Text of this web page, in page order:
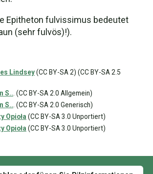
Epitheton fulvissimus bedeutet
(sehr fulvös)!).
Lindsey(CC BY-SA 2) (CC BY-SA 2.5
S.. . (CC BY-SA 2.0 Allgemein)
S.. . (CC BY-SA 2.0 Generisch)
Opioła (CC BY-SA 3.0 Unportiert)
Opioła (CC BY-SA 3.0 Unportiert)